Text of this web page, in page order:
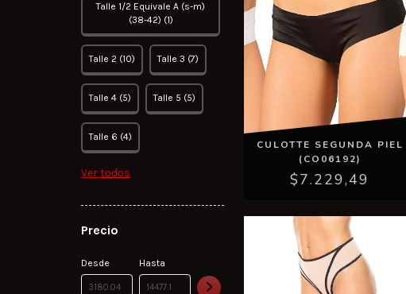
Talle 1/2 Equivale A (s-m)
(38-42) (1)
Talle 2 (10) Talle 3 (7)
Talle 4 (5) Talle 5 (5)
Talle 6 (4)
Ver todos
Precio
Desde Hasta
CULOTTE SEGUNDA PIEL
(CO06192)
$7.229,49